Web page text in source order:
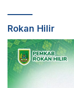
Rokan Hilir